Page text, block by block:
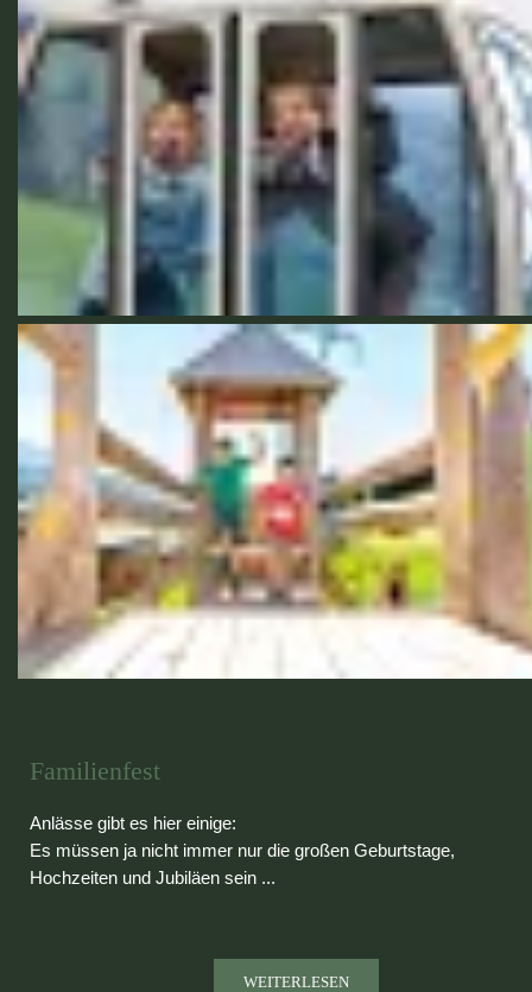
Familienfest
Anlässe gibt es hier einige:
Es müssen ja nicht immer nur die großen Geburtstage,
Hochzeiten und Jubiläen sein ...
WEITERLESEN